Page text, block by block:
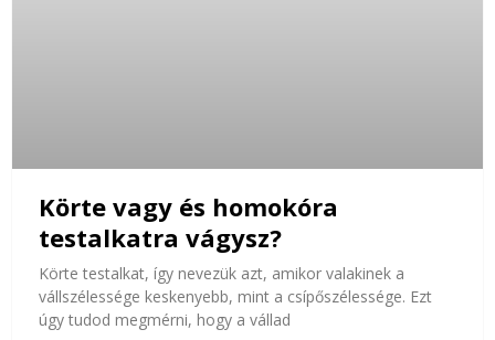
Körte vagy és homokóra
testalkatra vágysz?
Körte testalkat, így nevezük azt, amikor valakinek a
vállszélessége keskenyebb, mint a csípőszélessége. Ezt
úgy tudod megmérni, hogy a vállad